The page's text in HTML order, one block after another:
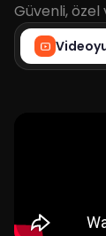
Güvenli,